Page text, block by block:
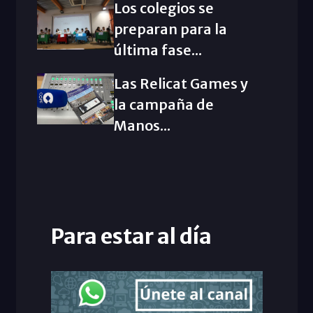
Los colegios se
preparan para la
última fase...
Las Relicat Games y
la campaña de
Manos...
Para estar al día